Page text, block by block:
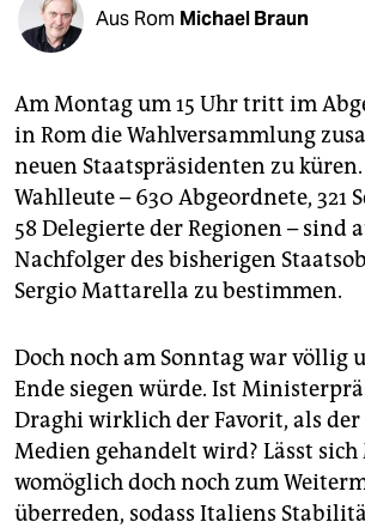
shop
fragen & hilfe
unterstützen
abo
genossenschaft
epaper login
Aus Rom Michael Braun
Am Montag um 15 Uhr tritt im
in Rom die Wahlversammlung
neuen Staatspräsidenten zu
Wahlleute – 630 Abgeordnete, 321
58 Delegierte der Regionen – sind
Nachfolger des bisherigen
Sergio Mattarella zu bestimmen.
Doch noch am Sonntag war völlig
Ende siegen würde. Ist
Draghi wirklich der Favorit, als
Medien gehandelt wird? Lässt
womöglich doch noch zum
überreden, sodass Italiens